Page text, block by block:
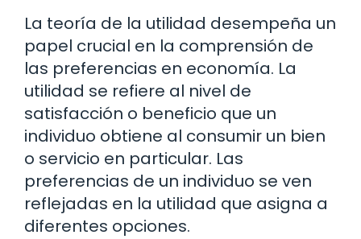
La teoría de la utilidad desempeña un
papel crucial en la comprensión de
las preferencias en economía. La
utilidad se refiere al nivel de
satisfacción o beneficio que un
individuo obtiene al consumir un bien
o servicio en particular. Las
preferencias de un individuo se ven
reflejadas en la utilidad que asigna a
diferentes opciones.